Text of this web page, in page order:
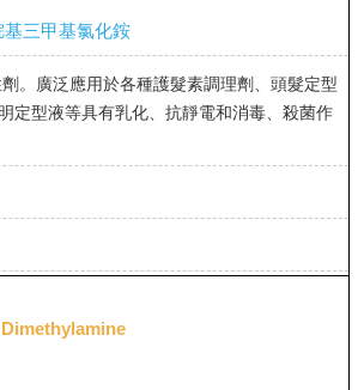
三甲基氯化銨
。廣泛應用於各種護髮素調理劑、頭髮定型
定型液等具有乳化、抗靜電和消毒、殺菌作